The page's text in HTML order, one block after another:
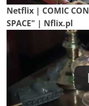
Netflix | COMIC
SPACE" | Nflix.pl